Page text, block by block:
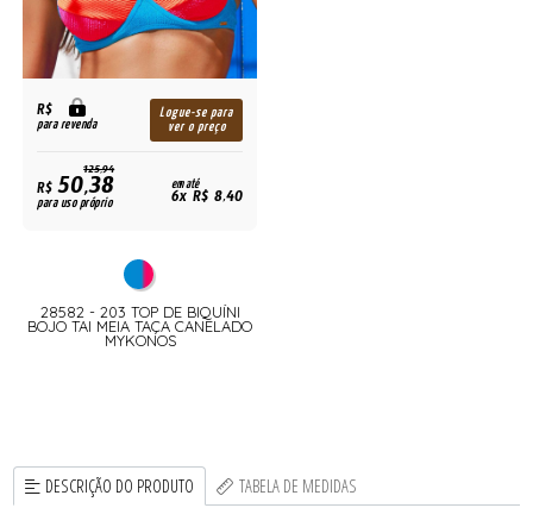
R$
para revenda
Logue-se para
ver o preço
125,94
R$50,38
para uso próprio
em até
6x R$ 8,40
28582 - 203 TOP DE BIQUÍNI
BOJO TAI MEIA TAÇA CANELADO
MYKONOS
DESCRIÇÃO DO PRODUTO TABELA DE MEDIDAS